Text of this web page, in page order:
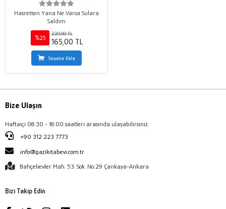
Hasretten Yana Ne Varsa Sulara
Saldım
%25
220,00 TL
165,00 TL
Sepete Ekle
Bize Ulaşın
Haftaiçi 08:30 - 18:00 saatleri arasında ulaşabilirsiniz.
+90 312 223 7773
info@gazikitabevi.com.tr
Bahçelievler Mah. 53. Sok. No:29 Çankaya-Ankara
Bizi Takip Edin